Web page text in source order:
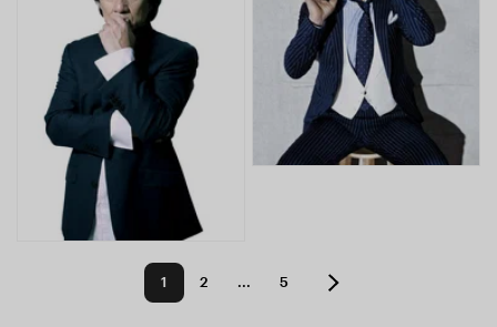
1 2 ... 5